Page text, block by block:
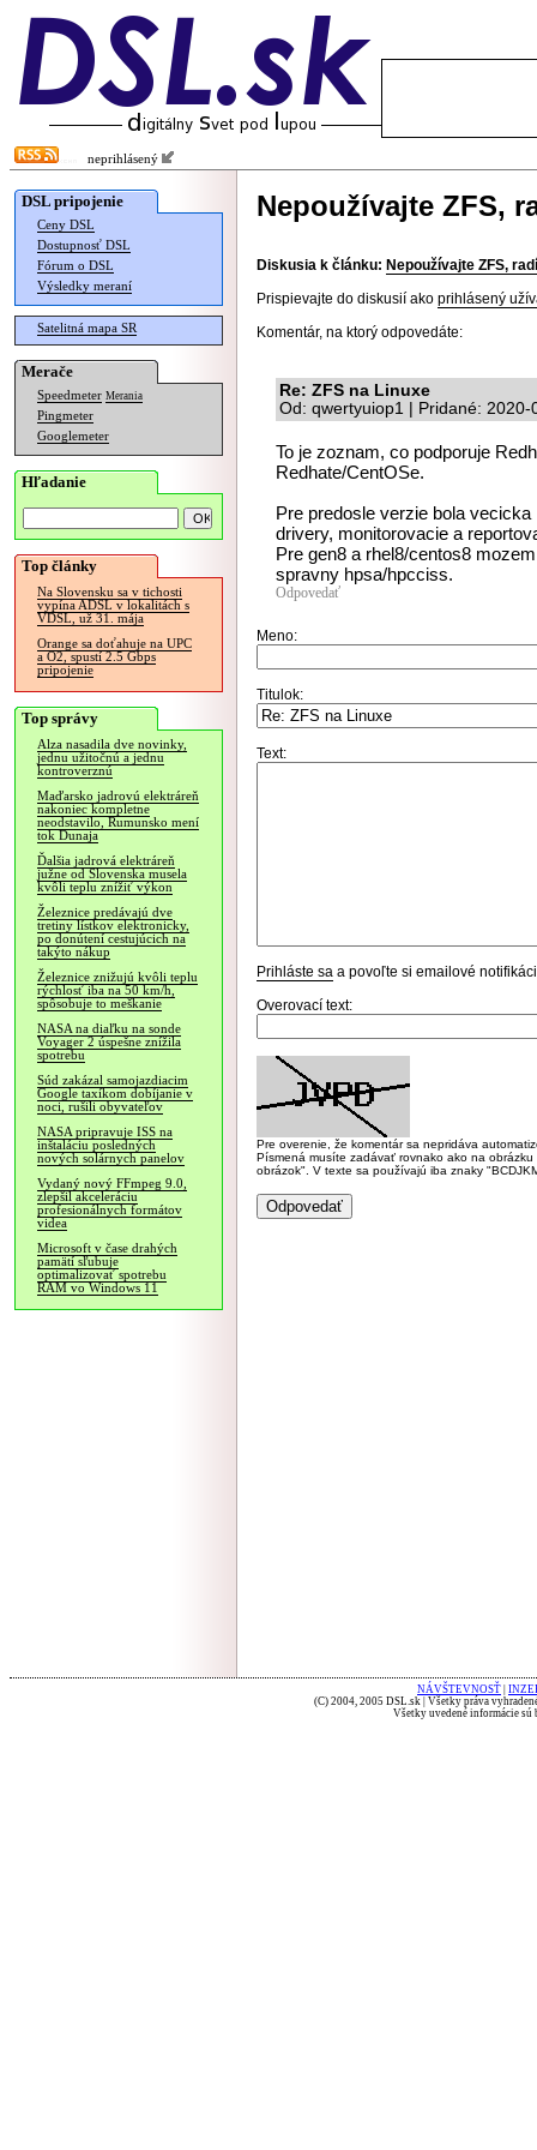
neprihlásený
DSL pripojenie
Ceny DSL
Dostupnosť DSL
Fórum o DSL
Výsledky meraní
Satelitná mapa SR
Merače
Speedmeter Merania
Pingmeter
Googlemeter
Hľadanie
Top články
Na Slovensku sa v tichosti
vypína ADSL v lokalitách s
VDSL, už 31. mája
Orange sa doťahuje na UPC
a O2, spustí 2.5 Gbps
pripojenie
Top správy
Alza nasadila dve novinky,
jednu užitočnú a jednu
kontroverznú
Maďarsko jadrovú elektráreň
nakoniec kompletne
neodstavilo, Rumunsko mení
tok Dunaja
Ďalšia jadrová elektráreň
južne od Slovenska musela
kvôli teplu znížiť výkon
Železnice predávajú dve
tretiny lístkov elektronicky,
po donútení cestujúcich na
takýto nákup
Železnice znižujú kvôli teplu
rýchlosť iba na 50 km/h,
spôsobuje to meškanie
NASA na diaľku na sonde
Voyager 2 úspešne znížila
spotrebu
Súd zakázal samojazdiacim
Google taxíkom dobíjanie v
noci, rušili obyvateľov
NASA pripravuje ISS na
inštaláciu posledných
nových solárnych panelov
Vydaný nový FFmpeg 9.0,
zlepšil akceleráciu
profesionálnych formátov
videa
Microsoft v čase drahých
pamätí sľubuje
optimalizovať spotrebu
RAM vo Windows 11
Nepoužívajte ZFS,
Diskusia k článku: Nepoužívajte ZFS,
Prispievajte do diskusií ako prihlásený
Komentár, na ktorý odpovedáte:
Re: ZFS na Linuxe
Od: qwertyuiop1 | Pridané: 2020-
To je zoznam, co podporuje
Redhate/CentOSe.
Pre predosle verzie bola
drivery, monitorovacie a
Pre gen8 a rhel8/centos8
spravny hpsa/hpcciss.
Odpovedať
Meno:
Titulok:
Text:
Prihláste sa a povoľte si emailové
Overovací text:
Pre overenie, že komentár sa nepridáva
Písmená musíte zadávať rovnako ako na
obrázok". V texte sa používajú iba znaky
NÁVŠTEVNOSŤ
(C) 2004, 2005 DSL.sk | Všetky práva
Všetky uvedené informácie sú